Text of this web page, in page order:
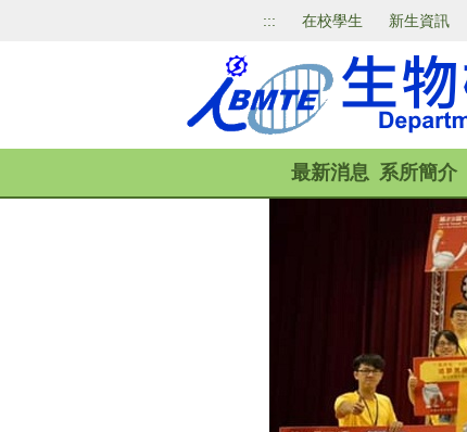
區
::: 在校學生 新生資訊
最新消息 系所簡介